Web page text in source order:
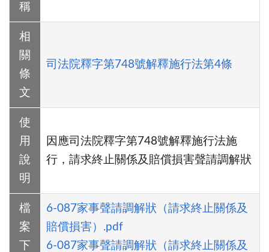
稱
相
關
條
文
司法院釋字第748號解釋施行法第4條
使
用
說
明
因應司法院釋字第748號解釋施行法施
行，請求終止關係及賠償損害聲請調解狀
檔
案
下
6-087家事聲請調解狀（請求終止關係及
賠償損害）.pdf
6-087家事聲請調解狀（請求終止關係及